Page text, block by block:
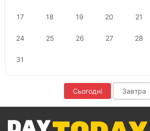
17 18 19 20 21
24 25 26 27 28
31
Сьогодні Завтра